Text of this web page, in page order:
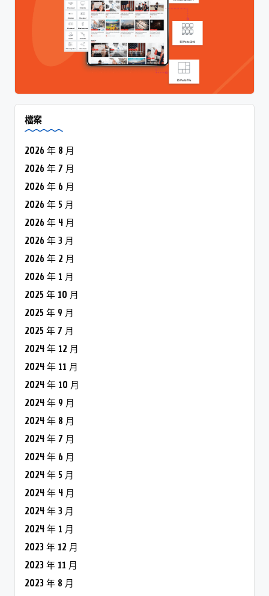
檔案
2026 年 8 月
2026 年 7 月
2026 年 6 月
2026 年 5 月
2026 年 4 月
2026 年 3 月
2026 年 2 月
2026 年 1 月
2025 年 10 月
2025 年 9 月
2025 年 7 月
2024 年 12 月
2024 年 11 月
2024 年 10 月
2024 年 9 月
2024 年 8 月
2024 年 7 月
2024 年 6 月
2024 年 5 月
2024 年 4 月
2024 年 3 月
2024 年 1 月
2023 年 12 月
2023 年 11 月
2023 年 8 月